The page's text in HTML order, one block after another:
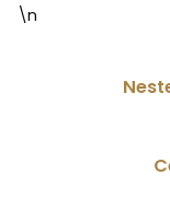
\n